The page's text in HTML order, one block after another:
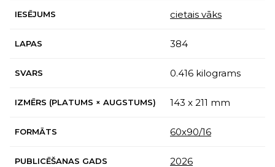
IESĒJUMS cietais vāks
LAPAS 384
SVARS 0.416 kilograms
IZMĒRS (PLATUMS × AUGSTUMS) 143 x 211 mm
FORMĀTS 60х90/16
PUBLICĒŠANAS GADS 2026